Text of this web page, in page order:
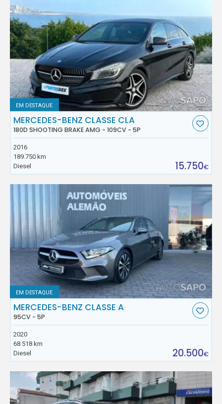
EM DESTAQUE
MERCEDES-BENZ CLASSE CLA
180D SHOOTING BRAKE AMG - 109CV - 5P
2016
189.750 km
Diesel
15.750€
EM DESTAQUE
MERCEDES-BENZ CLASSE A
95CV - 5P
2020
68.518 km
Diesel
20.500€